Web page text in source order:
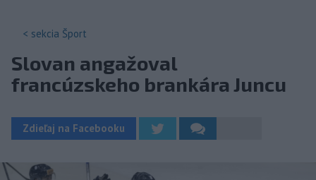
< sekcia Šport
Slovan angažoval
francúzskeho brankára Juncu
Zdieľaj na Facebooku